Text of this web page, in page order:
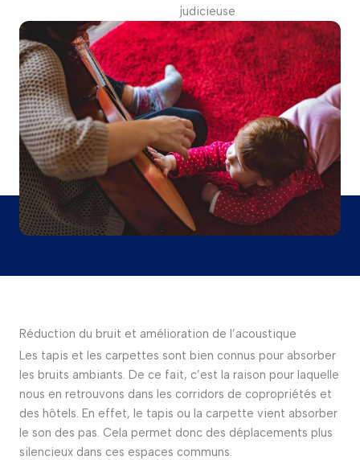
judicieuse
Réduction du bruit et amélioration de l’acoustique
Les tapis et les carpettes sont bien connus pour absorber
les bruits ambiants. De ce fait, c’est la raison pour laquelle
nous en retrouvons dans les corridors de copropriétés et
des hôtels. En effet, le tapis ou la carpette vient absorber
le son des pas. Cela permet donc des déplacements plus
silencieux dans ces espaces communs.